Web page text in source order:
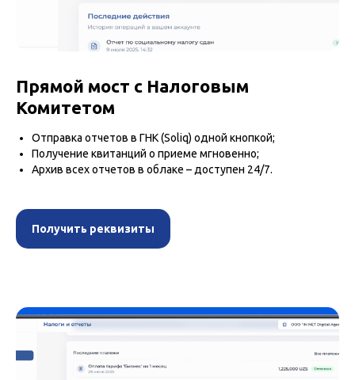
Прямой мост с Налоговым
Комитетом
Отправка отчетов в ГНК (Soliq) одной кнопкой;
Получение квитанций о приеме мгновенно;
Архив всех отчетов в облаке – доступен 24/7.
Получить реквизиты